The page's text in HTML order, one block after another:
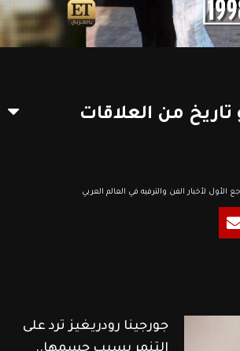
تاريخ من العلاقات
جورجينا رودريغيز ترد على